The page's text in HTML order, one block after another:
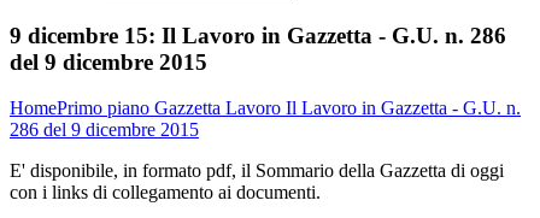
9 dicembre 15: Il Lavoro in Gazzetta - G.U. n. 286
del 9 dicembre 2015
HomePrimo piano Gazzetta Lavoro Il Lavoro in Gazzetta - G.U. n.
286 del 9 dicembre 2015
E' disponibile, in formato pdf, il Sommario della Gazzetta di oggi
con i links di collegamento ai documenti.